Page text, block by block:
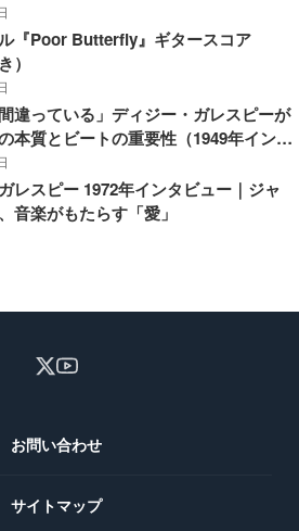
『Poor Butterfly』ギタースコア
）
違っている」ディジー・ガレスピーが
本質とビートの重要性（1949年インタ
レスピー 1972年インタビュー｜ジャ
音楽がもたらす「愛」
お問い合わせ
サイトマップ